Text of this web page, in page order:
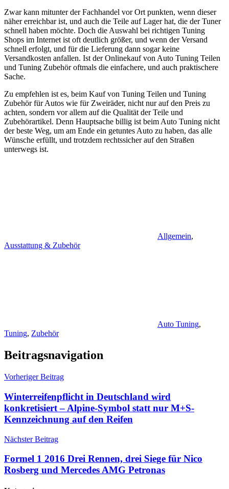
Zwar kann mitunter der Fachhandel vor Ort punkten, wenn dieser
näher erreichbar ist, und auch die Teile auf Lager hat, die der Tuner
schnell haben möchte. Doch die Auswahl bei richtigen Tuning
Shops im Internet ist oft deutlich größer, und wenn der Versand
schnell erfolgt, und für die Lieferung dann sogar keine
Versandkosten anfallen. Ist der Onlinekauf von Auto Tuning Teilen
und Tuning Zubehör oftmals die einfachere, und auch praktischere
Sache.
Zu empfehlen ist es, beim Kauf von Tuning Teilen und Tuning
Zubehör für Autos wie für Zweiräder, nicht nur auf den Preis zu
achten, sondern vor allem auf die Qualität der Teile und
Zubehörartikel. Denn Hauptsache billig ist beim Auto Tuning nicht
der beste Weg, um am Ende ein getuntes Auto zu haben, das alle
Wünsche erfüllt, und trotzdem rechtssicher auf den Straßen
unterwegs ist.
Allgemein,
Ausstattung & Zubehör
Auto Tuning,
Tuning, Zubehör
Beitragsnavigation
Vorheriger Beitrag
Winterreifenpflicht in Deutschland wird
konkretisiert – Alpine-Symbol statt nur M+S-
Kennzeichnung auf den Reifen
Nächster Beitrag
Formel 1 2016 Drei Rennen, drei Siege für Nico
Rosberg und Mercedes AMG Petronas